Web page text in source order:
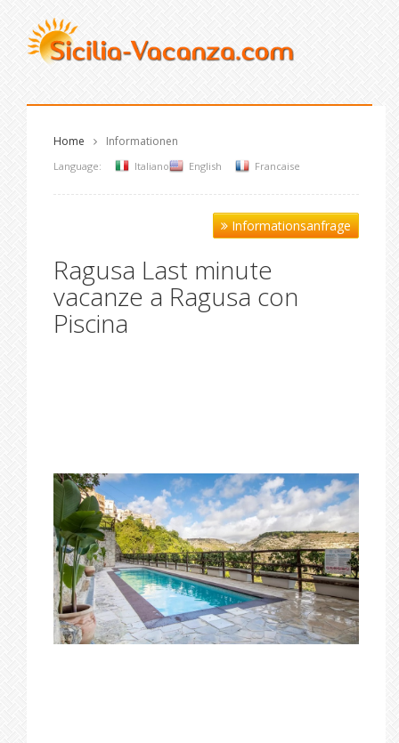
Home Informationen
Language: Italiano English Francaise
Informationsanfrage
Ragusa Last minute
vacanze a Ragusa con
Piscina